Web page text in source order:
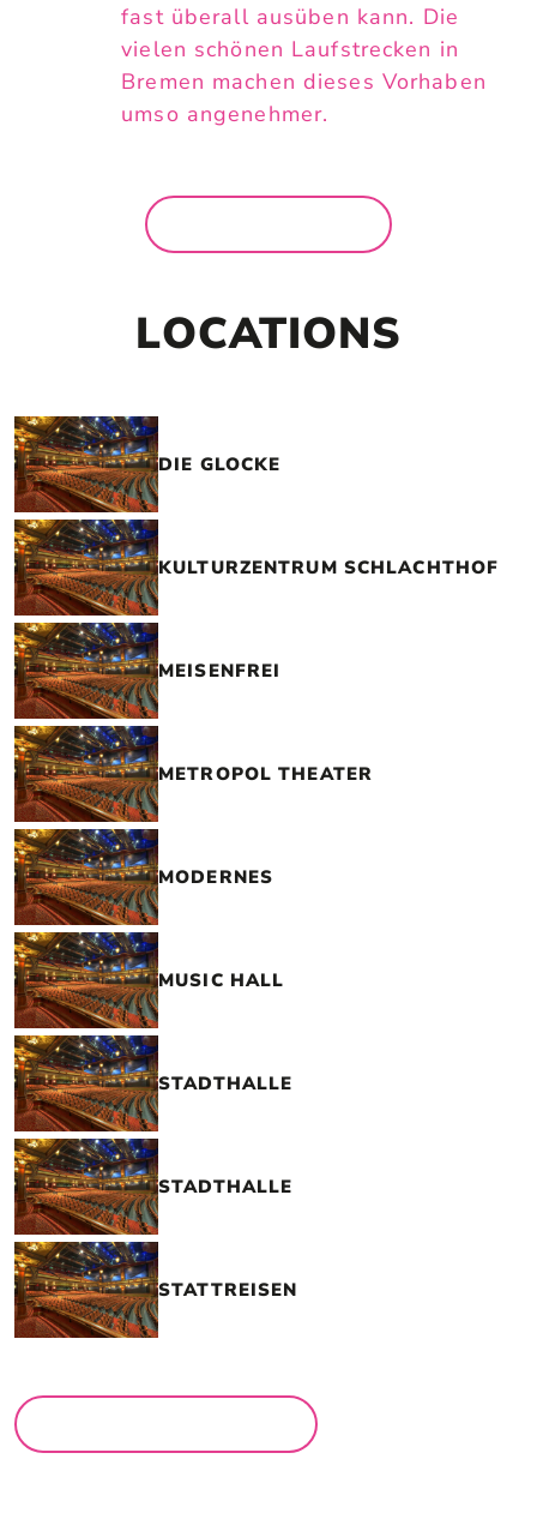
fast überall ausüben kann. Die
vielen schönen Laufstrecken in
Bremen machen dieses Vorhaben
umso angenehmer.
LOCATIONS
DIE GLOCKE
KULTURZENTRUM SCHLACHTHOF
MEISENFREI
METROPOL THEATER
MODERNES
MUSIC HALL
STADTHALLE
STADTHALLE
STATTREISEN